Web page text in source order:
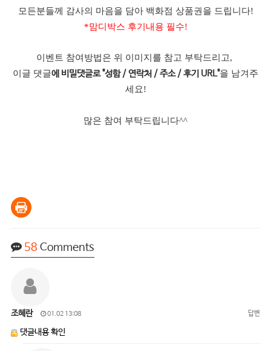
모든분들께 감사의 마음을 담아 백화점 상품권을 드립니다!
*맘디박스 후기내용 필수!
이벤트 참여방법은 위 이미지를 참고 부탁드리고,
이글 댓글에 비밀댓글로 "성함 / 연락처 / 주소 / 후기 URL"을 남겨주
세요!
많은 참여 부탁드립니다^^
58 Comments
조혜란 01.02 13:08 답변
댓글내용 확인